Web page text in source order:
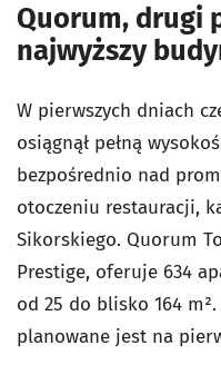
Quorum, drugi
najwyższy
W pierwszych dniach
osiągnął pełną
bezpośrednio nad
otoczeniu restauracji,
Sikorskiego. Quorum
Prestige, oferuje 634
od 25 do blisko 164
planowane jest na